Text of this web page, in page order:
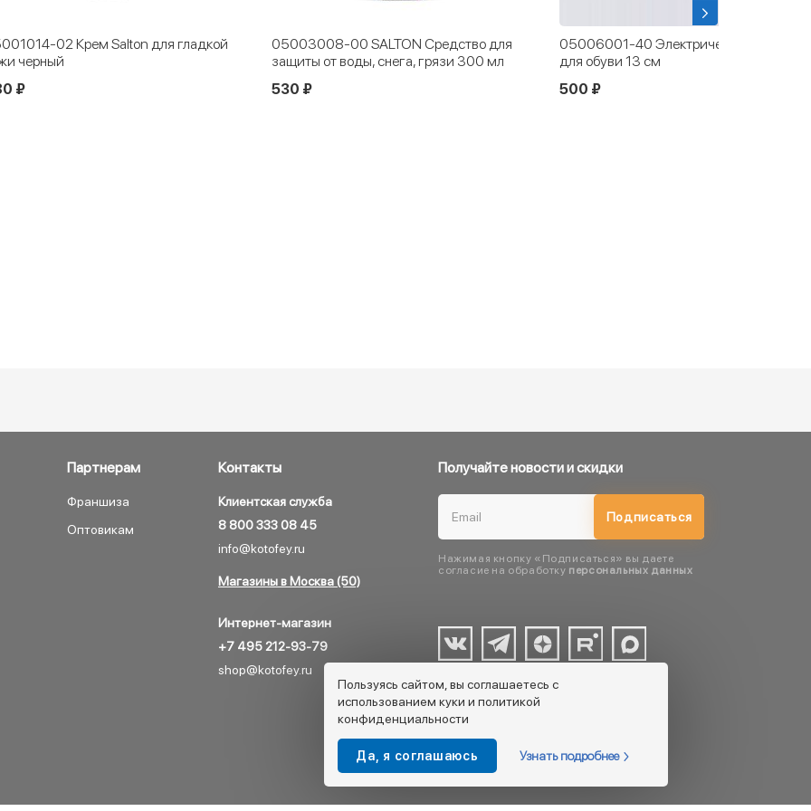
05003008-00 SALTON Средство для
защиты от воды, снега, грязи 300 мл
05006001-40 Электрическая сушилка
для обуви 13 см
8233000 Щетка
комбинированная
Партнерам
Франшиза
Оптовикам
Контакты
Клиентская служба
8 800 333 08 45
info@kotofey.ru
Магазины в Москва (50)
Интернет-магазин
+7 495 212-93-79
shop@kotofey.ru
Получайте новости и скидки
Подписаться
Нажимая кнопку «Подписаться» вы даете
согласие на обработку персональных данных
Пользуясь сайтом, вы соглашаетесь с
использованием куки и политикой
конфиденциальности
Да, я соглашаюсь Узнать подробнее